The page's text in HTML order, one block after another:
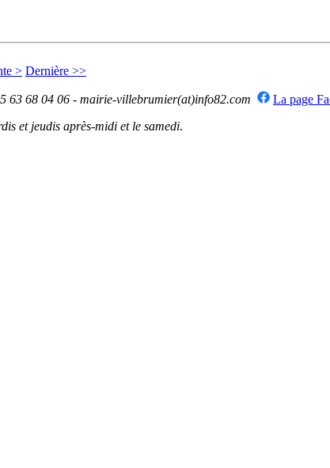
> Dernière >>
63 68 04 06 - mairie-villebrumier(at)info82.com
La page
et jeudis après-midi et le samedi.